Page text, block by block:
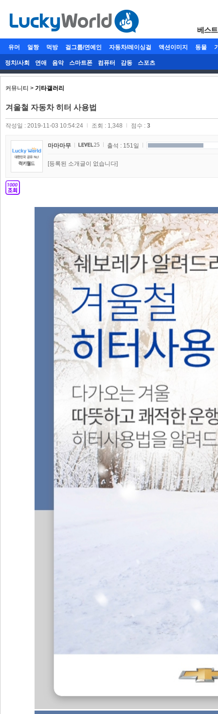
베스
유머 얼짱 먹방 걸그룹/연예인 자동차/레이싱걸 액션이미지 동물
정치/사회 연애 음악 스마트폰 컴퓨터 감동 스포츠
커뮤니티 > 기타갤러리
겨울철 자동차 히터 사용법
작성일 : 2019-11-03 10:54:24 조회 : 1,348 점수 : 3
마마마무 25 출석 : 151일
[등록된 소개글이 없습니다]